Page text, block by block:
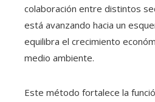
colaboración entre distintos
está avanzando hacia un
equilibra el crecimiento
medio ambiente.
Este método fortalece la